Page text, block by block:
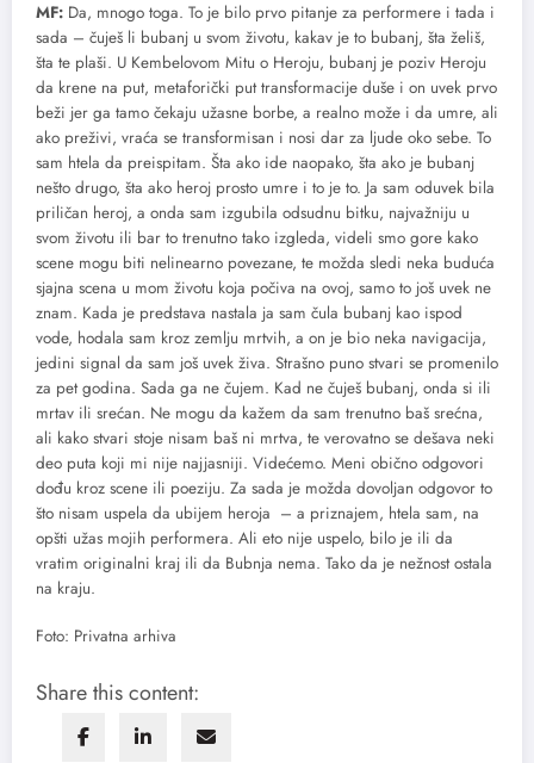
MF: Da, mnogo toga. To je bilo prvo pitanje za performere i tada i
sada – čuješ li bubanj u svom životu, kakav je to bubanj, šta želiš,
šta te plaši. U Kembelovom Mitu o Heroju, bubanj je poziv Heroju
da krene na put, metaforički put transformacije duše i on uvek prvo
beži jer ga tamo čekaju užasne borbe, a realno može i da umre, ali
ako preživi, vraća se transformisan i nosi dar za ljude oko sebe. To
sam htela da preispitam. Šta ako ide naopako, šta ako je bubanj
nešto drugo, šta ako heroj prosto umre i to je to. Ja sam oduvek bila
priličan heroj, a onda sam izgubila odsudnu bitku, najvažniju u
svom životu ili bar to trenutno tako izgleda, videli smo gore kako
scene mogu biti nelinearno povezane, te možda sledi neka buduća
sjajna scena u mom životu koja počiva na ovoj, samo to još uvek ne
znam. Kada je predstava nastala ja sam čula bubanj kao ispod
vode, hodala sam kroz zemlju mrtvih, a on je bio neka navigacija,
jedini signal da sam još uvek živa. Strašno puno stvari se promenilo
za pet godina. Sada ga ne čujem. Kad ne čuješ bubanj, onda si ili
mrtav ili srećan. Ne mogu da kažem da sam trenutno baš srećna,
ali kako stvari stoje nisam baš ni mrtva, te verovatno se dešava neki
deo puta koji mi nije najjasniji. Videćemo. Meni obično odgovori
dođu kroz scene ili poeziju. Za sada je možda dovoljan odgovor to
što nisam uspela da ubijem heroja – a priznajem, htela sam, na
opšti užas mojih performera. Ali eto nije uspelo, bilo je ili da
vratim originalni kraj ili da Bubnja nema. Tako da je nežnost ostala
na kraju.
Foto: Privatna arhiva
Share this content: